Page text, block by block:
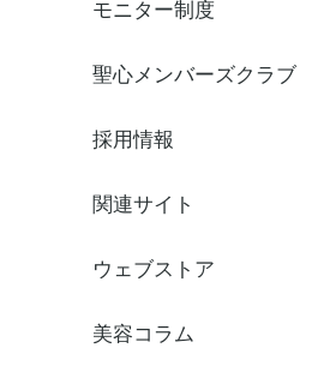
モニター制度
聖心メンバーズクラブ
採用情報
関連サイト
ウェブストア
美容コラム